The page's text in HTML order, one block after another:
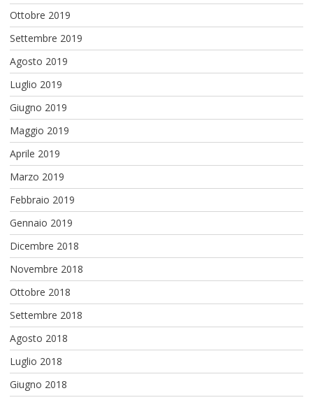
Ottobre 2019
Settembre 2019
Agosto 2019
Luglio 2019
Giugno 2019
Maggio 2019
Aprile 2019
Marzo 2019
Febbraio 2019
Gennaio 2019
Dicembre 2018
Novembre 2018
Ottobre 2018
Settembre 2018
Agosto 2018
Luglio 2018
Giugno 2018